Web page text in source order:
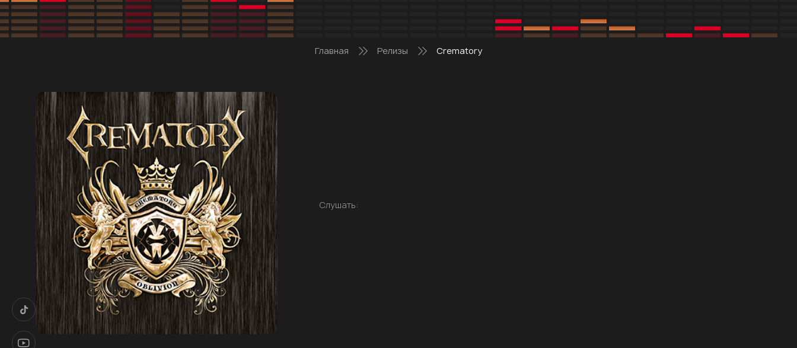
Главная Релизы Crematory
Слушать: